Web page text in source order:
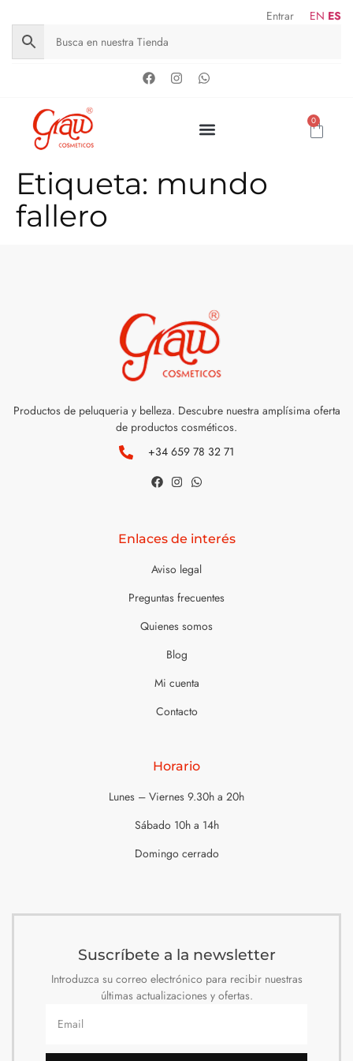
Entrar EN ES
0
Etiqueta: mundo
fallero
Productos de peluqueria y belleza. Descubre nuestra amplísima oferta
de productos cosméticos.
+34 659 78 32 71
Enlaces de interés
Aviso legal
Preguntas frecuentes
Quienes somos
Blog
Mi cuenta
Contacto
Horario
Lunes – Viernes 9.30h a 20h
Sábado 10h a 14h
Domingo cerrado
Suscríbete a la newsletter
Introduzca su correo electrónico para recibir nuestras
últimas actualizaciones y ofertas.